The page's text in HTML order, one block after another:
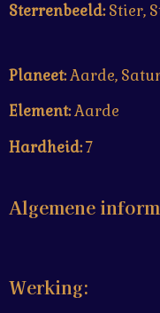
Sterrenbeeld:Stier,
Planeet:Aarde,
Element:Aarde
Hardheid:7
Algemene
Werking: